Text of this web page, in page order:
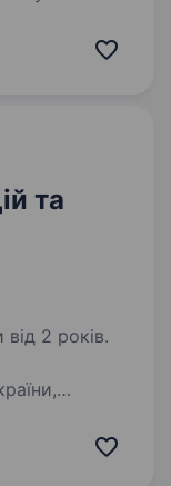
будуємо
та
2 років.
2,5 млн